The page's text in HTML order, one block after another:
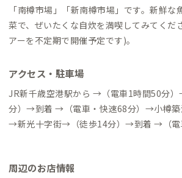
「南樽市場」「新南樽市場」です。新鮮
菜で、ぜいたくな自炊を満喫してみてくだ
アーを不定期で開催予定です)。
アクセス・駐車場
JR新千歳空港駅から →（電車1時間50分
分）→到着 →（電車・快速68分）→小樽築
→新光十字街→（徒歩14分）→到着 →（電
駅～小樽C邸の送迎について 小樽C邸は高
道もあるため、多くの荷物での移動は大変
周辺のお店情報